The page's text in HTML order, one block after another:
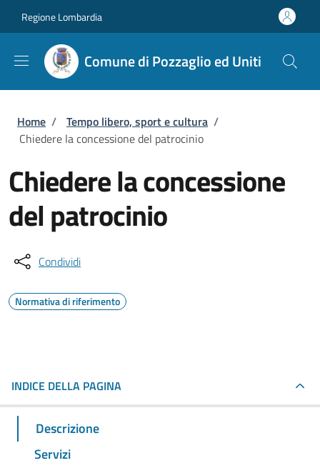
Regione Lombardia
Comune di Pozzaglio ed Uniti
Briciole di pane
Home / Tempo libero, sport e cultura /
Chiedere la concessione del patrocinio
Chiedere la concessione
del patrocinio
Condividi
Normativa di riferimento
INDICE DELLA PAGINA
Descrizione
Servizi